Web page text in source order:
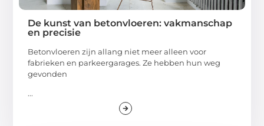
De kunst van betonvloeren: vakmanschap
en precisie
Betonvloeren zijn allang niet meer alleen voor
fabrieken en parkeergarages. Ze hebben hun weg
gevonden
...